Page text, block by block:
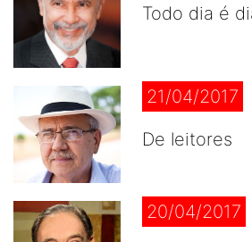
Todo dia é
21/04/2017
De leitores
20/04/2017